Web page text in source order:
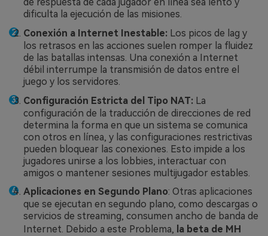
de respuesta de cada jugador en línea sea lento y
dificulta la ejecución de las misiones.
Conexión a Internet Inestable: Los picos de lag y
los retrasos en las acciones suelen romper la fluidez
de las batallas intensas. Una conexión a Internet
débil interrumpe la transmisión de datos entre el
juego y los servidores.
Configuración Estricta del Tipo NAT: La
configuración de la traducción de direcciones de red
determina la forma en que un sistema se comunica
con otros en línea, y las configuraciones restrictivas
pueden bloquear las conexiones. Esto impide a los
jugadores unirse a los lobbies, interactuar con
amigos o mantener sesiones multijugador estables.
Aplicaciones en Segundo Plano: Otras aplicaciones
que se ejecutan en segundo plano, como descargas o
servicios de streaming, consumen ancho de banda de
Internet. Debido a este Problema, la beta de MH